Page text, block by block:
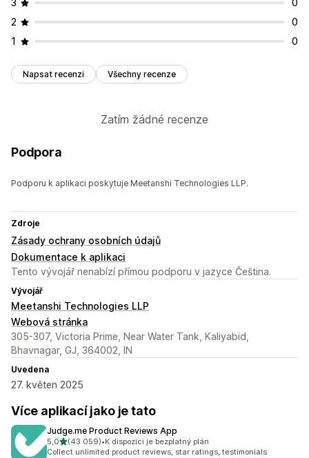
3
0
2
0
1
0
Napsat recenzi Všechny recenze
Zatím žádné recenze
Podpora
Podporu k aplikaci poskytuje Meetanshi Technologies LLP.
Zdroje
Zásady ochrany osobních údajů
Dokumentace k aplikaci
Tento vývojář nenabízí přímou podporu v jazyce Čeština.
Vývojář
Meetanshi Technologies LLP
Webová stránka
305-307, Victoria Prime, Near Water Tank, Kaliyabid,
Bhavnagar, GJ, 364002, IN
Uvedena
27. květen 2025
Více aplikací jako je tato
Judge.me Product Reviews App
5,0z 5 hvězd
(43 059)
Celkový počet recenzí: 43059
•K dispozici je bezplatný plán
Collect unlimited product reviews, star ratings, testimonials